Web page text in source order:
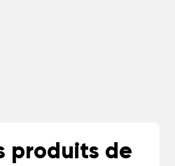
produits de